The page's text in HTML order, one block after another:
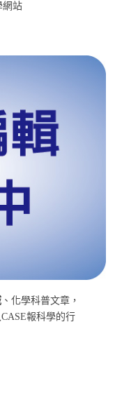
網站
、化學科普文章，
報科學的行